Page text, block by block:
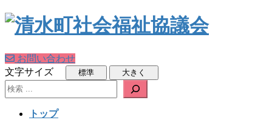
お問い合わせ
文字サイズ
検索
トップ